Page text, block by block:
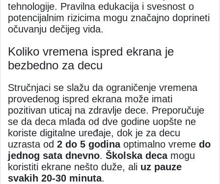
tehnologije. Pravilna edukacija i svesnost o
potencijalnim rizicima mogu značajno doprineti
očuvanju dečijeg vida.
Koliko vremena ispred ekrana je
bezbedno za decu
Stručnjaci se slažu da ograničenje vremena
provedenog ispred ekrana može imati
pozitivan uticaj na zdravlje dece. Preporučuje
se da deca mlađa od dve godine uopšte ne
koriste digitalne uređaje, dok je za decu
uzrasta od 2 do 5 godinaoptimalno vreme do
jednog sata dnevno. Školska decamogu
koristiti ekrane nešto duže, ali uz pauze
svakih 20-30 minuta.